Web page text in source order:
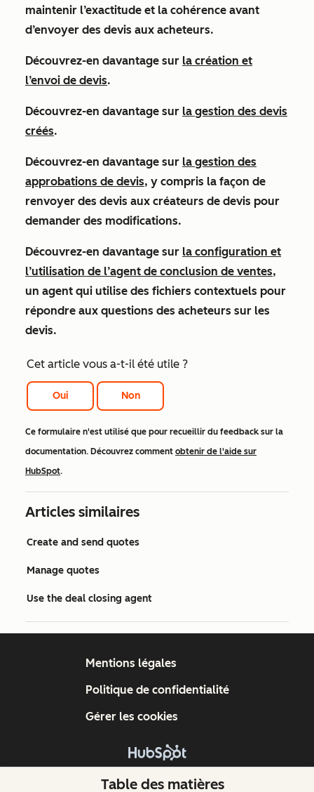
maintenir l’exactitude et la cohérence avant
d’envoyer des devis aux acheteurs.
Découvrez-en davantage sur la création et
l’envoi de devis.
Découvrez-en davantage sur la gestion des devis
créés.
Découvrez-en davantage sur la gestion des
approbations de devis, y compris la façon de
renvoyer des devis aux créateurs de devis pour
demander des modifications.
Découvrez-en davantage sur la configuration et
l’utilisation de l’agent de conclusion de ventes,
un agent qui utilise des fichiers contextuels pour
répondre aux questions des acheteurs sur les
devis.
Cet article vous a-t-il été utile ?
Oui Non
Ce formulaire n'est utilisé que pour recueillir du feedback sur la
documentation. Découvrez comment obtenir de l'aide sur
HubSpot.
Articles similaires
Create and send quotes
Manage quotes
Use the deal closing agent
Table des matières
Copyright © 2026 HubSpot, Inc.
Mentions légales
Politique de confidentialité
Gérer les cookies